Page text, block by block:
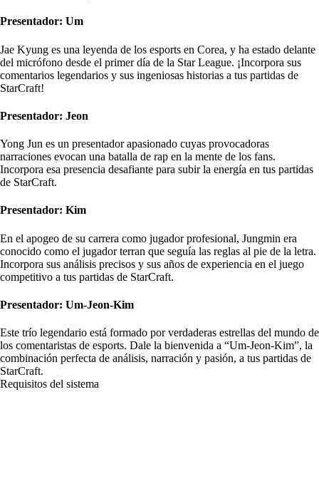
Presentador: Um
Jae Kyung es una leyenda de los esports en Corea, y ha estado delante
del micrófono desde el primer día de la Star League. ¡Incorpora sus
comentarios legendarios y sus ingeniosas historias a tus partidas de
StarCraft!
Presentador: Jeon
Yong Jun es un presentador apasionado cuyas provocadoras
narraciones evocan una batalla de rap en la mente de los fans.
Incorpora esa presencia desafiante para subir la energía en tus partidas
de StarCraft.
Presentador: Kim
En el apogeo de su carrera como jugador profesional, Jungmin era
conocido como el jugador terran que seguía las reglas al pie de la letra.
Incorpora sus análisis precisos y sus años de experiencia en el juego
competitivo a tus partidas de StarCraft.
Presentador: Um-Jeon-Kim
Este trío legendario está formado por verdaderas estrellas del mundo de
los comentaristas de esports. Dale la bienvenida a “Um-Jeon-Kim”, la
combinación perfecta de análisis, narración y pasión, a tus partidas de
StarCraft.
Requisitos del sistema